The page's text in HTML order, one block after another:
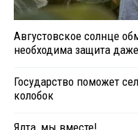
Августовское солнце
необходима защита
Государство поможет
колобок
Ялта, мы вместе!